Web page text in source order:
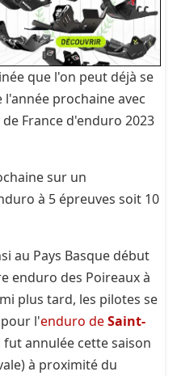
que l'on peut déjà se
prochaine avec
France d'enduro 2023
sur un
à 5 épreuves soit 10
au Pays Basque début
enduro des Poireaux à
plus tard, les pilotes se
l'enduro deSaint-
annulée cette saison
à proximité du